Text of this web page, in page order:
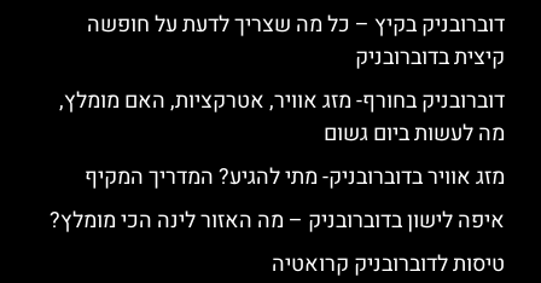
דוברובניק בקיץ – כל מה שצריך לדעת על חופשה
קיצית בדוברובניק
דוברובניק בחורף- מזג אוויר, אטרקציות, האם מומלץ,
מה לעשות ביום גשום
מזג אוויר בדוברובניק- מתי להגיע? המדריך המקיף
איפה לישון בדוברובניק – מה האזור לינה הכי מומלץ?
טיסות לדוברובניק קרואטיה